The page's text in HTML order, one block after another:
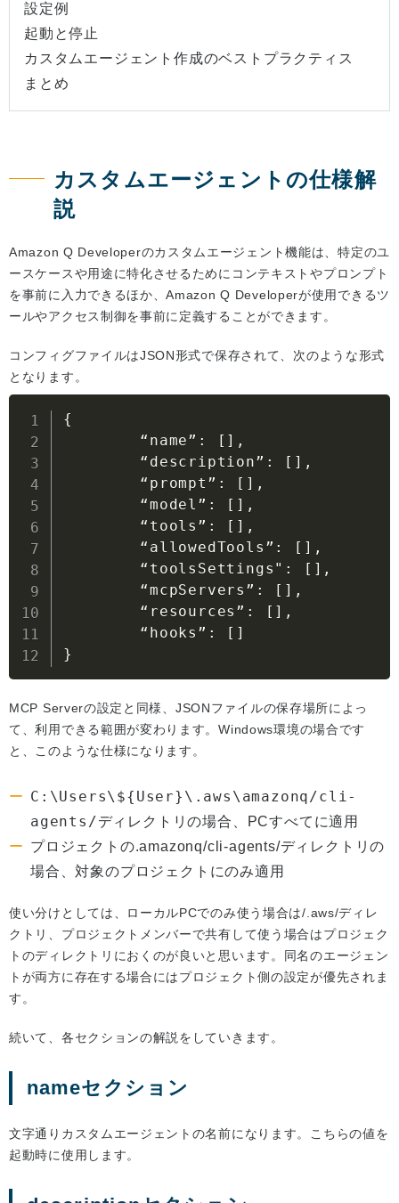
設定例
起動と停止
カスタムエージェント作成のベストプラクティス
まとめ
カスタムエージェントの仕様解
説
Amazon Q Developerのカスタムエージェント機能は、特定のユ
ースケースや用途に特化させるためにコンテキストやプロンプト
を事前に入力できるほか、Amazon Q Developerが使用できるツ
ールやアクセス制御を事前に定義することができます。
コンフィグファイルはJSON形式で保存されて、次のような形式
となります。
{
        “name”
: [ ] ,
        “description”
: [ ] ,
        “prompt”
: [ ] ,
        “model”
: [ ] ,
        “tools”
: [ ] ,
        “allowedTools”
: [ ] ,
        “toolsSettings"
: [ ] ,
        “mcpServers”
: [ ] ,
        “resources”
: [ ] ,
        “hooks”
: [ ]
}
MCP Serverの設定と同様、JSONファイルの保存場所によっ
て、利用できる範囲が変わります。Windows環境の場合です
と、このような仕様になります。
C:\Users\${User}\.aws\amazonq/cli-
agents/ディレクトリの場合、PCすべてに適用
プロジェクトの.amazonq/cli-agents/ディレクトリの
場合、対象のプロジェクトにのみ適用
使い分けとしては、ローカルPCでのみ使う場合は/.aws/ディレ
クトリ、プロジェクトメンバーで共有して使う場合はプロジェク
トのディレクトリにおくのが良いと思います。同名のエージェン
トが両方に存在する場合にはプロジェクト側の設定が優先されま
す。
続いて、各セクションの解説をしていきます。
nameセクション
文字通りカスタムエージェントの名前になります。こちらの値を
起動時に使用します。